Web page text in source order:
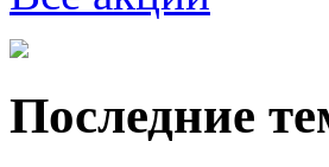
Последние